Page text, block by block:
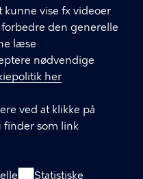
kunne vise fx videoer
den generelle
læse
nødvendige
her
ved at klikke på
finder som link
Statistiske